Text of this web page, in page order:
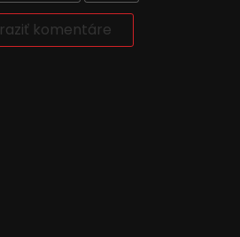
komentáre